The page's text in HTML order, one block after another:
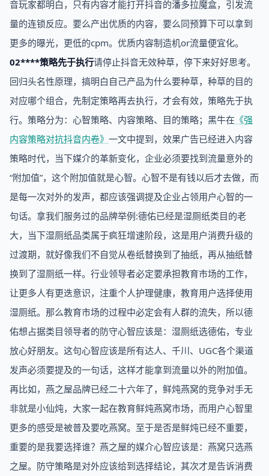
音玩家都明白，只有内容才能打开抖音的潘多拉魔盒，引发流
量的连锁反应。要么产出优质的内容，要么同预算下可以拿到
更多的曝光，更低的cpm。优质内容制造机or流量便宜化。
02****策略先于执行请停止抖音无效种草，停下来好好思考。
回归头名性原理，搞明白自己产品为什么要种草，种草的目的
对应哪个组合，先制定策略再去执行，才会有效，策略先于执
行。策略分为：心智策略、内容策略、目的策略；黑牛在 《强
内容策略对抗抖音内卷》 一文中提到，效果广告已经进入内容
策略时代，当下媒介的革新变化，企业必须要找到流量意外的
“附加值”，这个附加值就是心智。心智不是有钱以后才去做，而
是每一次对外的发声，都应该强调提及企业占领用户心智的一
句话。拿我们服务过的品牌举例:德佑已经是湿厕纸类目的老
大，当下湿厕纸品类属于疯狂增速阶段，这是用户消费升级的
过渡期，就好像我们不自觉从卷纸替换到了抽纸，再从抽纸替
换到了湿厕纸一样。行业领导者必定要承担教育市场的工作，
让更多人有更迭意识，注重个人护理健康，教育用户选择使用
湿厕纸。那么教育市场的过程中必定会有人群的流失，所以德
佑想占据类目领导者的防守心智应该是：湿厕纸选德佑，专业
放心好朋友。这句心智应该是所有达人、千川、UGC各个渠道
发声必须要提及的一句话，这样才能拿到流量以外的附加值。
再比如，燕之屋品牌已经二十六年了，鲜炖燕窝的竞争对手无
非就是小仙炖，大家一起在教育鲜炖燕窝市场，而用户心智里
更多的感受是被普及要吃燕窝。至于是否是鲜炖已经不重要，
重要的是我要选择谁？燕之屋的媒介心智应该是：燕窝只选燕
之屋。防守策略是对外应该给到选择结论，其次才是告诉消费